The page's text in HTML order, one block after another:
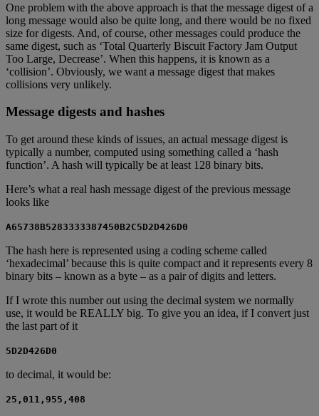
One problem with the above approach is that the message digest of a
long message would also be quite long, and there would be no fixed
size for digests. And, of course, other messages could produce the
same digest, such as ‘Total Quarterly Biscuit Factory Jam Output
Too Large, Decrease’. When this happens, it is known as a
‘collision’. Obviously, we want a message digest that makes
collisions very unlikely.
Message digests and hashes
To get around these kinds of issues, an actual message digest is
typically a number, computed using something called a ‘hash
function’. A hash will typically be at least 128 binary bits.
Here’s what a real hash message digest of the previous message
looks like
A65738B5283333387450B2C5D2D426D0
The hash here is represented using a coding scheme called
‘hexadecimal’ because this is quite compact and it represents every 8
binary bits – known as a byte – as a pair of digits and letters.
If I wrote this number out using the decimal system we normally
use, it would be REALLY big. To give you an idea, if I convert just
the last part of it
5D2D426D0
to decimal, it would be:
25,011,955,408